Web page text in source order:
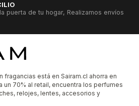
puerta de tu hogar, Realizamos envíos
fragancias está en Sairam.cl ahorra en
un 70% al retail, encuentra los perfumes
relojes, lentes, accesorios y